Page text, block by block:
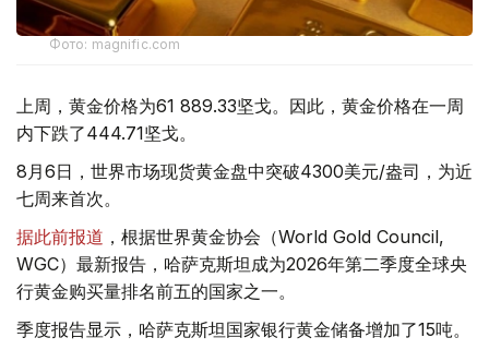
Фото: magnific.com
上周，黄金价格为61 889.33坚戈。因此，黄金价格在一周
内下跌了444.71坚戈。
8月6日，世界市场现货黄金盘中突破4300美元/盎司，为近
七周来首次。
据此前报道 ，根据世界黄金协会（World Gold Council,
WGC）最新报告，哈萨克斯坦成为2026年第二季度全球央
行黄金购买量排名前五的国家之一。
季度报告显示，哈萨克斯坦国家银行黄金储备增加了15吨。